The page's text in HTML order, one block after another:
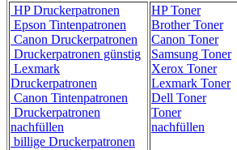
HP Druckerpatronen
Epson Tintenpatronen
Canon Druckerpatronen
Druckerpatronen günstig
Lexmark
Druckerpatronen
Canon Tintenpatronen
Druckerpatronen
nachfüllen
billige Druckerpatronen
HP Toner
Brother Toner
Canon Toner
Samsung Toner
Xerox Toner
Lexmark Toner
Dell Toner
Toner
nachfüllen